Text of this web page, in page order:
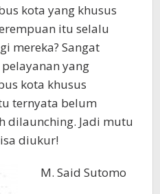
kota yang khusus
itu selalu
mereka? Sangat
yang
kota khusus
ternyata belum
dilaunching. Jadi mutu
diukur!
M. Said Sutomo